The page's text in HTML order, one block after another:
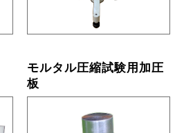
モルタル圧縮試験用加圧
板